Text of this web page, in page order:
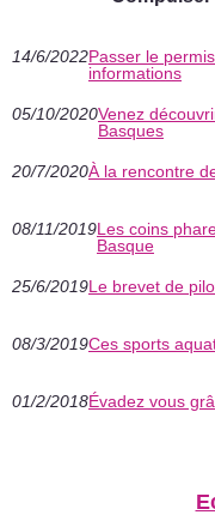
14/6/2022Passer le
informations
05/10/2020Venez
Basques
20/7/2020À la rencontre
08/11/2019Les coins
Basque
25/6/2019Le brevet de
08/3/2019Ces sports
01/2/2018Évadez vous